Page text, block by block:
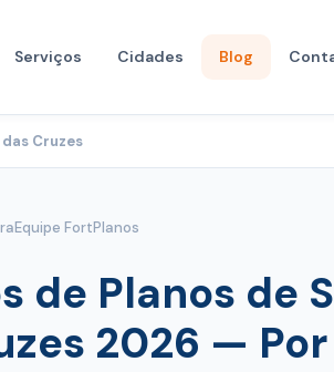
Serviços Cidades Blog
Cruzes
Equipe FortPlanos
de Planos de
2026 —